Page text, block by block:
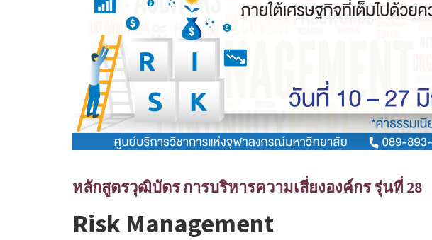
หลักสูตรวุฒิบัตร การบริหารความเสี่ยงองค์กร รุ่นที่ 28
Risk Management